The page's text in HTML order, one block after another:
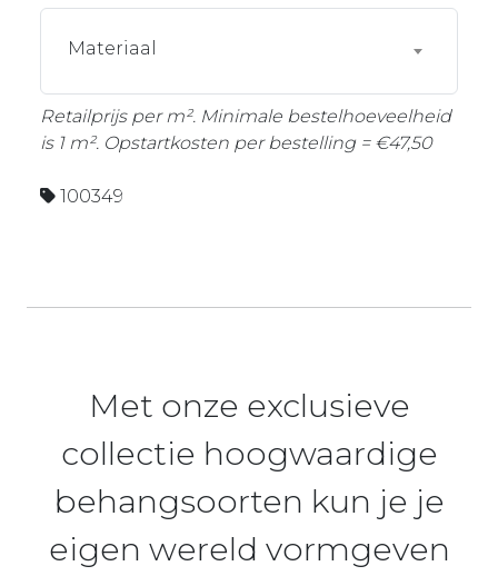
Materiaal
Retailprijs per m². Minimale bestelhoeveelheid
is 1 m². Opstartkosten per bestelling = €47,50
100349
Met onze exclusieve
collectie hoogwaardige
behangsoorten kun je je
eigen wereld vormgeven